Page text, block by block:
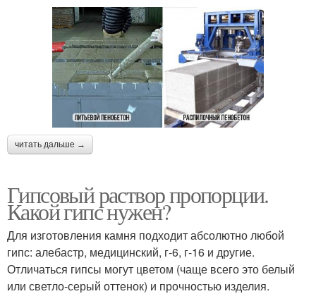
читать дальше →
Гипсовый раствор пропорции.
Какой гипс нужен?
Для изготовления камня подходит абсолютно любой
гипс: алебастр, медицинский, г-6, г-16 и другие.
Отличаться гипсы могут цветом (чаще всего это белый
или светло-серый оттенок) и прочностью изделия.